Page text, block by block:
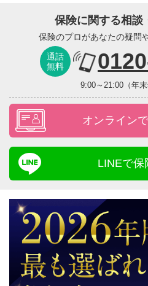
保険に関する相談
保険のプロがあなたの疑問
通話
無料
9:00～21:00（年末
オンライン
LINEで保